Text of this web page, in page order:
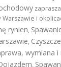
Warszawie i
rynien,
,
wymiana
,